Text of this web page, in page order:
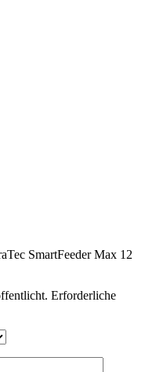
SmartFeeder Max 12
Erforderliche